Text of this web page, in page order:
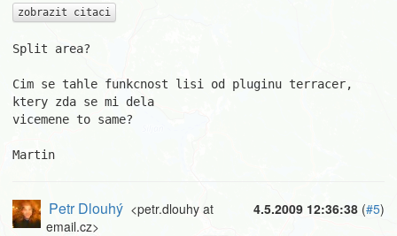
zobrazit citaci
Split area?
Cim se tahle funkcnost lisi od pluginu terracer,
ktery zda se mi dela
vicemene to same?
Martin
4.5.2009 12:36:38 (#5)
Petr Dlouhý <petr.dlouhy at
email.cz>